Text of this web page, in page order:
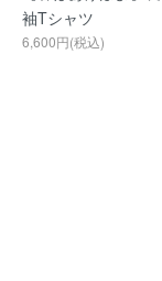
袖Tシャツ
6,600円(税込)